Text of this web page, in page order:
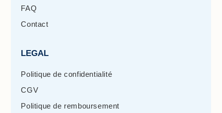
FAQ
Contact
LEGAL
Politique de confidentialité
CGV
Politique de remboursement